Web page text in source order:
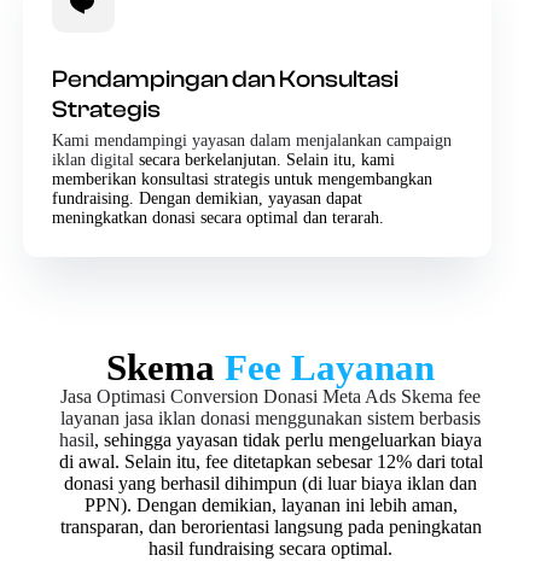
Pendampingan dan Konsultasi
Strategis
Kami mendampingi yayasan dalam menjalankan campaign
iklan digital secara berkelanjutan. Selain itu, kami
memberikan konsultasi strategis untuk mengembangkan
fundraising. Dengan demikian, yayasan dapat
meningkatkan donasi secara optimal dan terarah.
Skema Fee Layanan
Jasa Optimasi Conversion Donasi Meta Ads Skema fee
layanan jasa iklan donasi menggunakan sistem berbasis
hasil, sehingga yayasan tidak perlu mengeluarkan biaya
di awal. Selain itu, fee ditetapkan sebesar 12% dari total
donasi yang berhasil dihimpun (di luar biaya iklan dan
PPN). Dengan demikian, layanan ini lebih aman,
transparan, dan berorientasi langsung pada peningkatan
hasil fundraising secara optimal.